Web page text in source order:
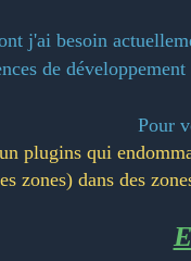
j'ai besoin
de
Pour
plugins qui
zones) dans des